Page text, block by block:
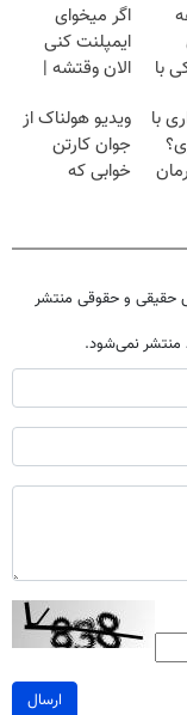
با
اگر میخوای
ایمپلنت کنی
الان وقتشه |
میلیون تومان!!!
با
ویدیو هولناک از
جوان کارتن
خوابی که
حقیقی و حقوقی منتشر
منتشر نمی‌شود.
ارسال